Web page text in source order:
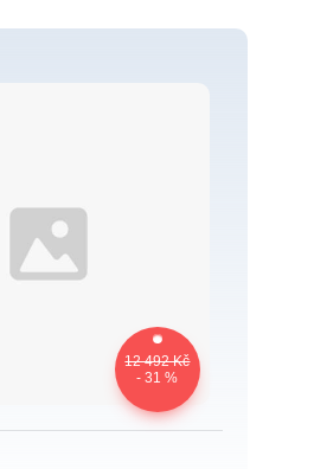
12 492 Kč
- 31 %